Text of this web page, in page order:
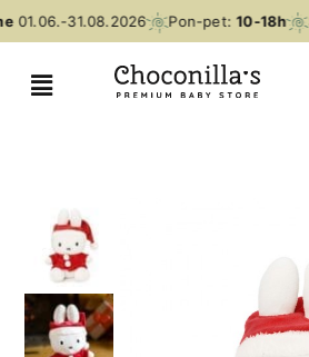
01.06.-31.08.2026 Pon-pet:10-18h